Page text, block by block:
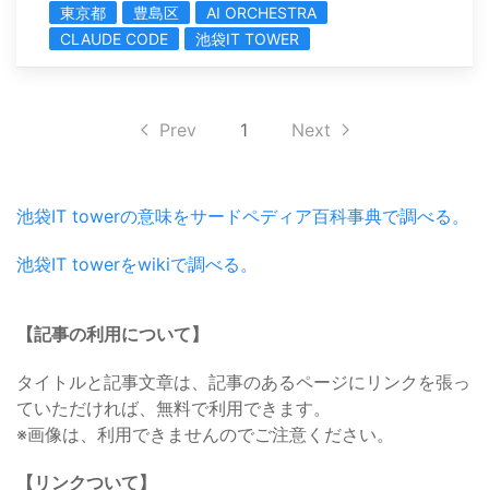
東京都 豊島区
AI ORCHESTRA
CLAUDE CODE
池袋IT TOWER
Prev 1 Next
池袋IT towerの意味をサードペディア百科事典で調べる。
池袋IT towerをwikiで調べる。
【記事の利用について】
タイトルと記事文章は、記事のあるページにリンクを張っ
ていただければ、無料で利用できます。
※画像は、利用できませんのでご注意ください。
【リンクついて】